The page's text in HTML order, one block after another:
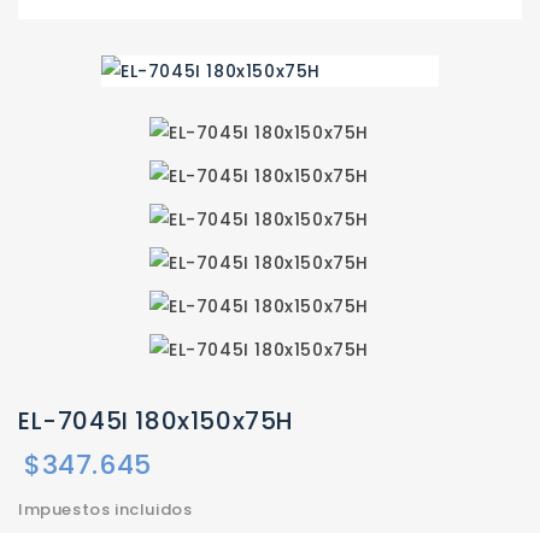
EL-7045I 180x150x75H
$347.645
Impuestos incluidos